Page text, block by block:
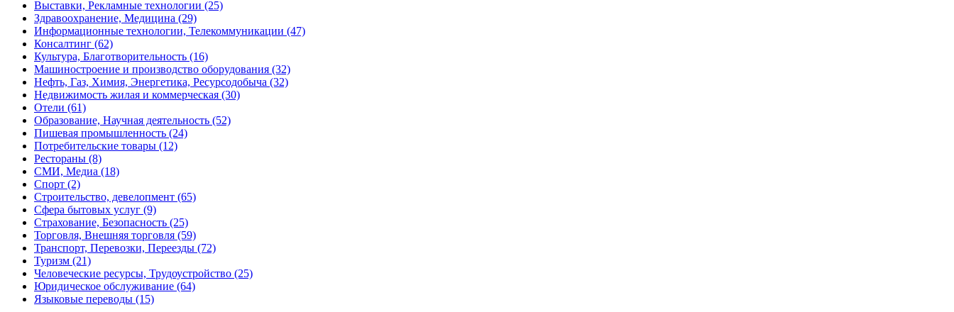
Выставки, Рекламные технологии (25)
Здравоохранение, Медицина (29)
Информационные технологии, Телекоммуникации (47)
Консалтинг (62)
Культура, Благотворительность (16)
Машиностроение и производство оборудования (32)
Нефть, Газ, Химия, Энергетика, Ресурсодобыча (32)
Недвижимость жилая и коммерческая (30)
Отели (61)
Образование, Научная деятельность (52)
Пишевая промышленность (24)
Потребительские товары (12)
Рестораны (8)
СМИ, Медиа (18)
Спорт (2)
Строительство, девелопмент (65)
Сфера бытовых услуг (9)
Страхование, Безопасность (25)
Торговля, Внешняя торговля (59)
Транспорт, Перевозки, Переезды (72)
Туризм (21)
Человеческие ресурсы, Трудоустройство (25)
Юридическое обслуживание (64)
Языковые переводы (15)